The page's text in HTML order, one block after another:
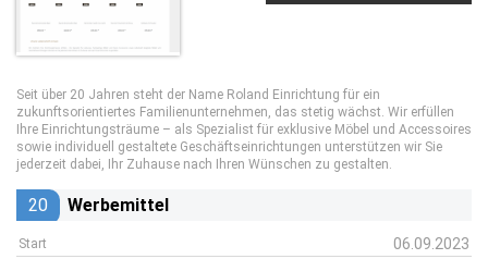
Seit über 20 Jahren steht der Name Roland Einrichtung für ein
zukunftsorientiertes Familienunternehmen, das stetig wächst. Wir erfüllen
Ihre Einrichtungsträume – als Spezialist für exklusive Möbel und Accessoires
sowie individuell gestaltete Geschäftseinrichtungen unterstützen wir Sie
jederzeit dabei, Ihr Zuhause nach Ihren Wünschen zu gestalten.
20 Werbemittel
Start 06.09.2023